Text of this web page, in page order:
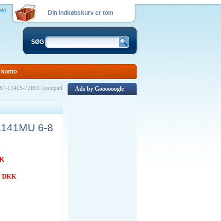
Din indkøbskurv er tom
SØG
konto
L140S-72B01 (kompati
6-8
DKK
Ads by Goooooogle